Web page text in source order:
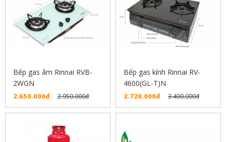
Bếp gas âm Rinnai RVB-
2WGN
2.650.000đ 2.950.000đ
Bếp gas kính Rinnai RV-
4600(GL-T)N
2.720.000đ 3.400.000đ